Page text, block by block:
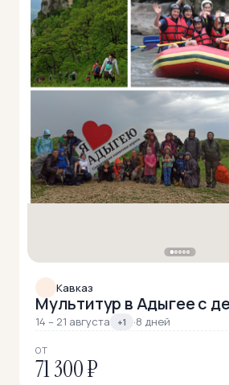
Кавказ
Мультитур в Адыгее с
14 – 21 августа +1 ·8 дней
ОТ
71 300 ₽